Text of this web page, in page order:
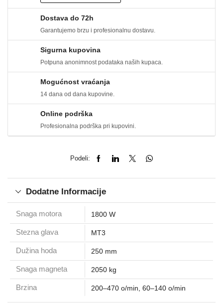
Dostava do 72h
Garantujemo brzu i profesionalnu dostavu.
Sigurna kupovina
Potpuna anonimnost podataka naših kupaca.
Mogućnost vraćanja
14 dana od dana kupovine.
Online podrška
Profesionalna podrška pri kupovini.
Podeli:
Dodatne Informacije
Snaga motora 1800 W
Stezna glava MT3
Dužina hoda 250 mm
Snaga magneta 2050 kg
Brzina 200–470 o/min 60–140 o/min